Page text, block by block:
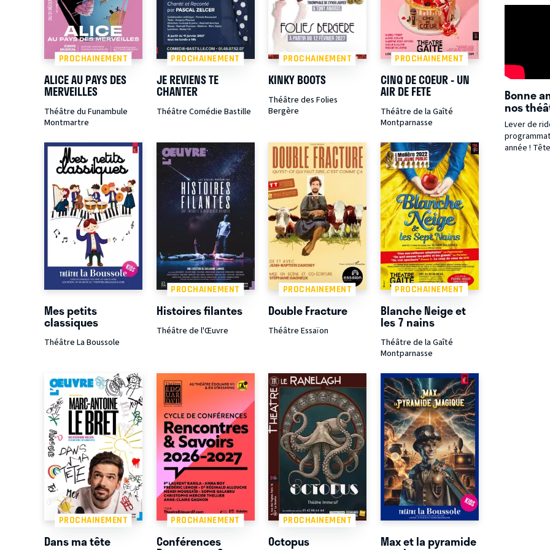
PROCHAINEMENT
ALICE AU PAYS DES
MERVEILLES
Théâtre du Funambule
Montmartre
PROCHAINEMENT
JE REVIENS TE
CHANTER
Théâtre Comédie Bastille
PROCHAINEMENT
KINKY BOOTS
Théâtre des Folies
Bergère
PROCHAINEMENT
CINQ DE COEUR - UN
AIR DE FETE
Théâtre de la Gaîté
Montparnasse
Mes petits
classiques
Théâtre La Boussole
PROCHAINEMENT
Histoires filantes
Théâtre de l'Œuvre
PROCHAINEMENT
Double Fracture
Théâtre Essaïon
PROCHAINEMENT
Blanche Neige et
les 7 nains
Théâtre de la Gaîté
Montparnasse
PROCHAINEMENT
Dans ma tête
PROCHAINEMENT
Conférences
PROCHAINEMENT
Octopus Max et la pyramide
Bonne
nos
Lever de
année !